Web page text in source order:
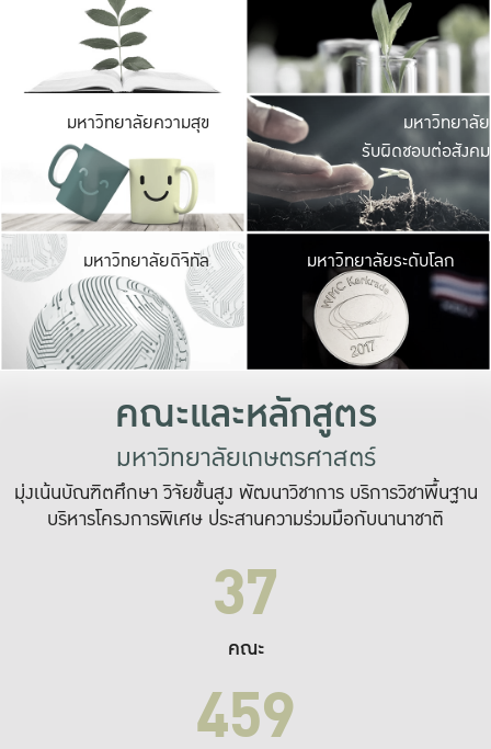
มีพื้นที่เขียวสดใส
เป็นป่าในเมือง เกษต
มหาวิทยาลัยความสุข มหาวิ
ค
เปิดประ
และพบเรื่องราวใ
มหาวิทยาลัย
รับผิดชอบต่อสังคม
มหาวิทยาลัยดิจิทัล มหาวิ
เปลี่ยนแปลง แล
เพื่อทำง
ระบบสารสนเทศ
มหาวิทยาลัยระดับโลก
คณะและหลักสูตร
มหาวิทยาลัยเกษตรศาสตร์
มุ่งเน้นบัณฑิตศึกษา วิจัยขั้นสูง พัฒนาวิชาการ บริการวิชาพื้นฐาน
บริหารโครงการพิเศษ ประสานความร่วมมือกับนานาชาติ
37
คณะ
459